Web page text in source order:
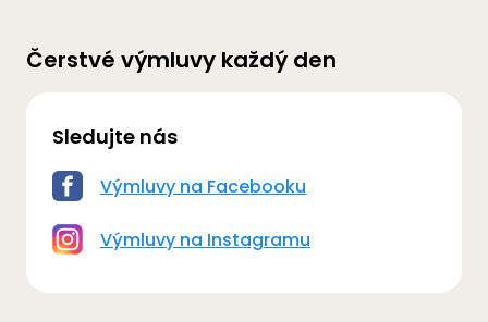
Čerstvé výmluvy každý den
Sledujte nás
Výmluvy na Facebooku
Výmluvy na Instagramu